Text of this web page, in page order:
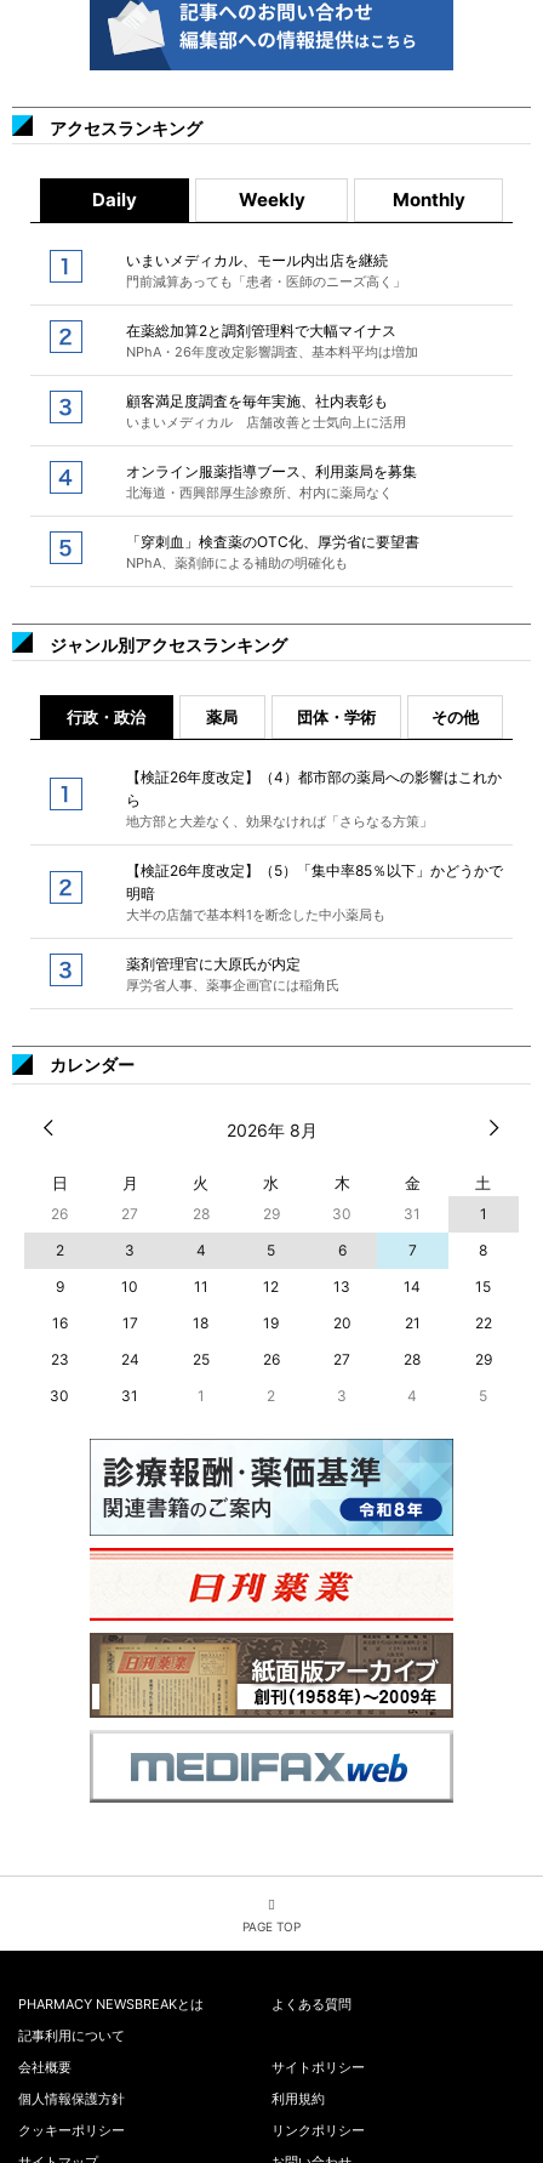
アクセスランキング
Daily Weekly Monthly
いまいメディカル、モール内出店を継続
門前減算あっても「患者・医師のニーズ高く」
在薬総加算2と調剤管理料で大幅マイナス
NPhA・26年度改定影響調査、基本料平均は増加
顧客満足度調査を毎年実施、社内表彰も
いまいメディカル 店舗改善と士気向上に活用
オンライン服薬指導ブース、利用薬局を募集
北海道・西興部厚生診療所、村内に薬局なく
「穿刺血」検査薬のOTC化、厚労省に要望書
NPhA、薬剤師による補助の明確化も
ジャンル別アクセスランキング
行政・政治 薬局 団体・学術 その他
【検証26年度改定】（4）都市部の薬局への影響はこれか
ら
地方部と大差なく、効果なければ「さらなる方策」
【検証26年度改定】（5）「集中率85％以下」かどうかで
明暗
大半の店舗で基本料1を断念した中小薬局も
薬剤管理官に大原氏が内定
厚労省人事、薬事企画官には稲角氏
カレンダー
2026年 8月
日 月 火 水 木 金 土
26 27 28 29 30 31
1
2
3 4 5 6 7
8
9
10 11 12 13 14
15
16
17 18 19 20 21
22
23
24 25 26 27 28
29
30
31 1 2 3 4 5
PAGE TOP
PHARMACY NEWSBREAKとは
よくある質問
記事利用について
会社概要
サイトポリシー
個人情報保護方針
利用規約
クッキーポリシー
リンクポリシー